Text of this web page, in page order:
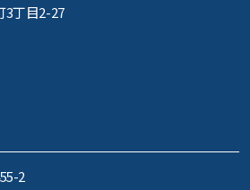
3丁目2-27
2